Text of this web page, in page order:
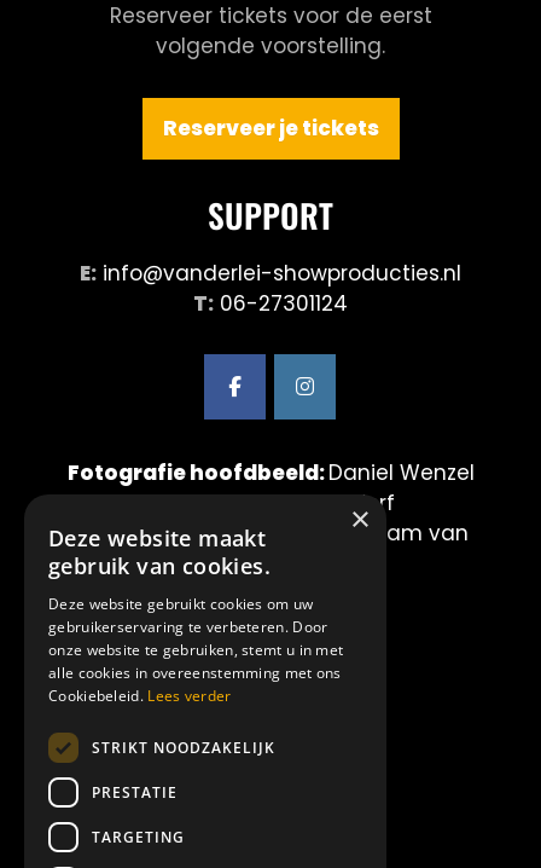
Reserveer tickets voor de eerst
volgende voorstelling.
Reserveer je tickets
SUPPORT
E: info@vanderlei-showproducties.nl
T: 06-27301124
Fotografie hoofdbeeld:Daniel Wenzel
& Maurice van der Werf
Fotografie showbeelden: Mirjam van
der Lei Fotografie
LINKS:
Amilia
×
Deze website maakt
gebruik van cookies.
Deze website gebruikt cookies om uw
gebruikerservaring te verbeteren. Door
onze website te gebruiken, stemt u in met
alle cookies in overeenstemming met ons
Cookiebeleid. Lees verder
STRIKT NOODZAKELIJK
PRESTATIE
TARGETING